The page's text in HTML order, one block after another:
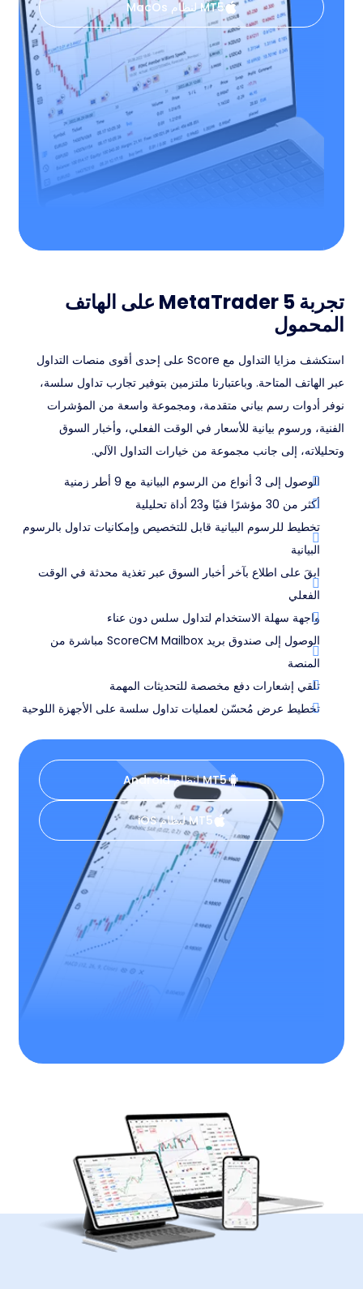
MT5 لنظام MacOs
MT5 لنظام Android
MT5 لنظام iOS
تجربة MetaTrader 5 على الهاتف
المحمول
استكشف مزايا التداول مع Score على إحدى أقوى منصات التداول
عبر الهاتف المتاحة. وباعتبارنا ملتزمين بتوفير تجارب تداول سلسة،
نوفر أدوات رسم بياني متقدمة، ومجموعة واسعة من المؤشرات
الفنية، ورسوم بيانية للأسعار في الوقت الفعلي، وأخبار السوق
وتحليلاته، إلى جانب مجموعة من خيارات التداول الآلي.
الوصول إلى 3 أنواع من الرسوم البيانية مع 9 أطر زمنية
أكثر من 30 مؤشرًا فنيًا و23 أداة تحليلية
تخطيط للرسوم البيانية قابل للتخصيص وإمكانيات تداول بالرسوم
البيانية
ابقَ على اطلاع بآخر أخبار السوق عبر تغذية محدثة في الوقت
الفعلي
واجهة سهلة الاستخدام لتداول سلس دون عناء
الوصول إلى صندوق بريد ScoreCM Mailbox مباشرة من
المنصة
تلقي إشعارات دفع مخصصة للتحديثات المهمة
تخطيط عرض مُحسّن لعمليات تداول سلسة على الأجهزة اللوحية